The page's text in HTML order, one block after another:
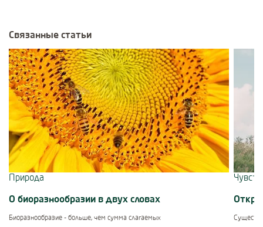
Связанные статьи
Use Next and Previous buttons to navigate, or jump to a slide
Природа
О биоразнообразии в двух словах
Биоразнообразие - больше, чем сумма слагаемых